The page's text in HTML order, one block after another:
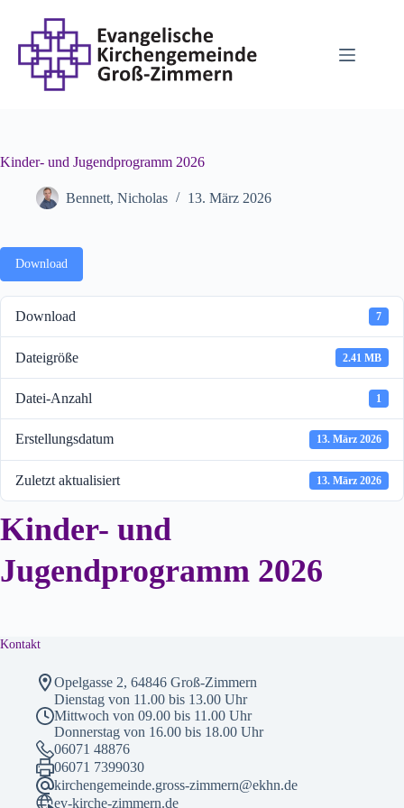
springen
Kinder- und Jugendprogramm 2026
Bennett, Nicholas 13. März 2026
Download
Download 7
Dateigröße 2.41 MB
Datei-Anzahl 1
Erstellungsdatum 13. März 2026
Zuletzt aktualisiert 13. März 2026
Kinder- und
Jugendprogramm 2026
Kontakt
Opelgasse 2, 64846 Groß-Zimmern
Dienstag von 11.00 bis 13.00 Uhr
Mittwoch von 09.00 bis 11.00 Uhr
Donnerstag von 16.00 bis 18.00 Uhr
06071 48876
06071 7399030
kirchengemeinde.gross-zimmern@ekhn.de
ev-kirche-zimmern.de